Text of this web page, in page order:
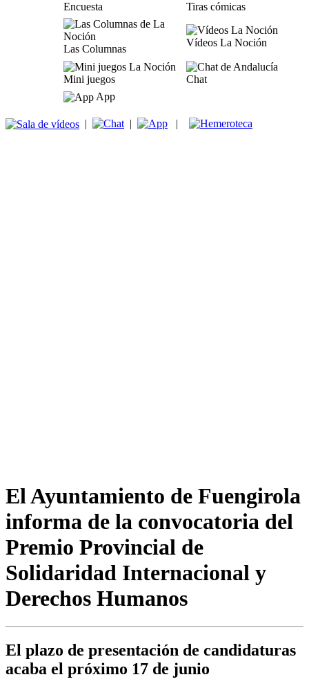
Encuesta Tiras cómicas
Las Columnas
Vídeos La Noción
Mini juegos
Chat
App
| | |
El Ayuntamiento de Fuengirola
informa de la convocatoria del
Premio Provincial de
Solidaridad Internacional y
Derechos Humanos
El plazo de presentación de candidaturas
acaba el próximo 17 de junio